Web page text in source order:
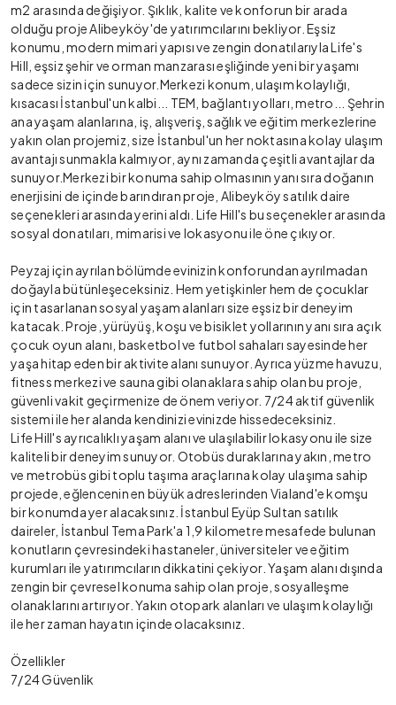
m2 arasında değişiyor. Şıklık, kalite ve konforun bir arada
olduğu proje Alibeyköy'de yatırımcılarını bekliyor. Eşsiz
konumu, modern mimari yapısı ve zengin donatılarıyla Life's
Hill, eşsiz şehir ve orman manzarası eşliğinde yeni bir yaşamı
sadece sizin için sunuyor.Merkezi konum, ulaşım kolaylığı,
kısacası İstanbul'un kalbi... TEM, bağlantı yolları, metro... Şehrin
ana yaşam alanlarına, iş, alışveriş, sağlık ve eğitim merkezlerine
yakın olan projemiz, size İstanbul'un her noktasına kolay ulaşım
avantajı sunmakla kalmıyor, aynı zamanda çeşitli avantajlar da
sunuyor.Merkezi bir konuma sahip olmasının yanı sıra doğanın
enerjisini de içinde barındıran proje, Alibeyköy satılık daire
seçenekleri arasında yerini aldı. Life Hill's bu seçenekler arasında
sosyal donatıları, mimarisi ve lokasyonu ile öne çıkıyor.
Peyzaj için ayrılan bölümde evinizin konforundan ayrılmadan
doğayla bütünleşeceksiniz. Hem yetişkinler hem de çocuklar
için tasarlanan sosyal yaşam alanları size eşsiz bir deneyim
katacak. Proje, yürüyüş, koşu ve bisiklet yollarının yanı sıra açık
çocuk oyun alanı, basketbol ve futbol sahaları sayesinde her
yaşa hitap eden bir aktivite alanı sunuyor. Ayrıca yüzme havuzu,
fitness merkezi ve sauna gibi olanaklara sahip olan bu proje,
güvenli vakit geçirmenize de önem veriyor. 7/24 aktif güvenlik
sistemi ile her alanda kendinizi evinizde hissedeceksiniz.
Life Hill's ayrıcalıklı yaşam alanı ve ulaşılabilir lokasyonu ile size
kaliteli bir deneyim sunuyor. Otobüs duraklarına yakın, metro
ve metrobüs gibi toplu taşıma araçlarına kolay ulaşıma sahip
projede, eğlencenin en büyük adreslerinden Vialand'e komşu
bir konumda yer alacaksınız. İstanbul Eyüp Sultan satılık
daireler, İstanbul Tema Park'a 1,9 kilometre mesafede bulunan
konutların çevresindeki hastaneler, üniversiteler ve eğitim
kurumları ile yatırımcıların dikkatini çekiyor. Yaşam alanı dışında
zengin bir çevresel konuma sahip olan proje, sosyalleşme
olanaklarını artırıyor. Yakın otopark alanları ve ulaşım kolaylığı
ile her zaman hayatın içinde olacaksınız.
Özellikler
7/24 Güvenlik